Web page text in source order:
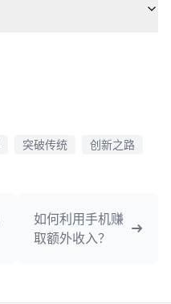
突破传统 创新之路
如何利用手机赚
取额外收入？